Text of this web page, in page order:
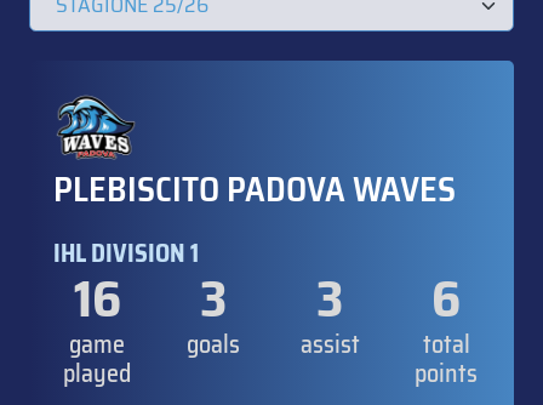
PLEBISCITO PADOVA WAVES
IHL DIVISION 1
16
game
played
3
goals
3
assist
6
total
points